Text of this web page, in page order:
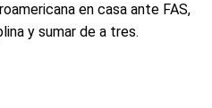
en casa ante FAS,
y sumar de a tres.